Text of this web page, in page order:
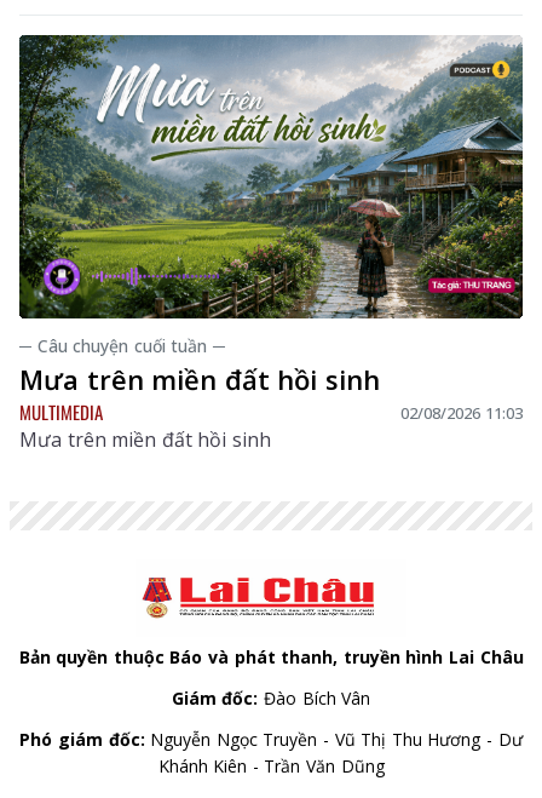
─ Câu chuyện cuối tuần ─
Mưa trên miền đất hồi sinh
MULTIMEDIA 02/08/2026 11:03
Mưa trên miền đất hồi sinh
Bản quyền thuộc Báo và phát thanh, truyền hình Lai Châu
Giám đốc: Đào Bích Vân
Phó giám đốc: Nguyễn Ngọc Truyền - Vũ Thị Thu Hương - Dư
Khánh Kiên - Trần Văn Dũng